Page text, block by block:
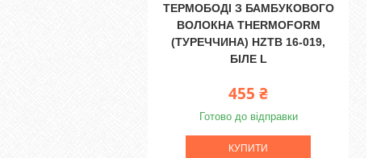
ТЕРМОБОДІ З БАМБУКОВОГО
ВОЛОКНА THERMOFORM
(ТУРЕЧЧИНА) HZTB 16-019,
БІЛЕ L
455 ₴
Готово до відправки
КУПИТИ